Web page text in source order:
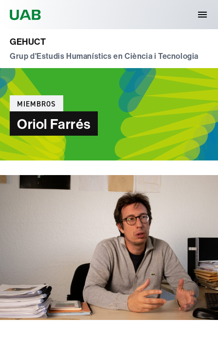
GEHUCT
Grup d'Estudis Humanístics en Ciència i Tecnologia
Categorías
MIEMBROS
Oriol Farrés